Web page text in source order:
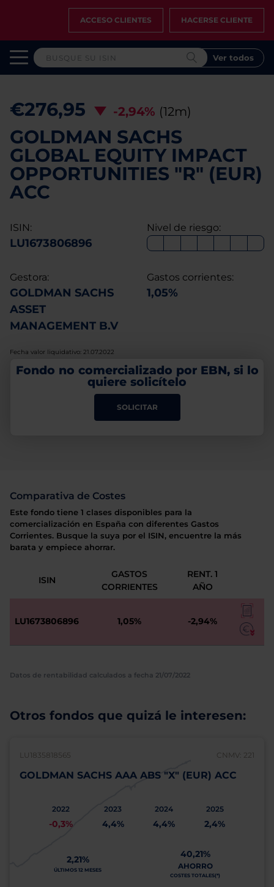
ACCESO CLIENTES HACERSE CLIENTE
Ver todos
€276,95 -2,94% (12m)
GOLDMAN SACHS
GLOBAL EQUITY IMPACT
OPPORTUNITIES "R" (EUR)
ACC
ISIN:
LU1673806896
Nivel de riesgo:
Gestora:
GOLDMAN SACHS
ASSET
MANAGEMENT B.V
Gastos corrientes:
1,05%
Fecha valor liquidativo: 21.07.2022
Fondo no comercializado por EBN, si lo
quiere solicítelo
SOLICITAR
Comparativa de Costes
Este fondo tiene 1 clases disponibles para la
comercialización en España con diferentes Gastos
Corrientes. Busque la suya por el ISIN, encuentre la más
barata y empiece ahorrar.
ISIN
GASTOS
CORRIENTES
RENT. 1
AÑO
LU1673806896 1,05% -2,94%
Datos de rentabilidad calculados a fecha 21/07/2022
Otros fondos que quizá le interesen:
LU1835818565 CNMV: 221
GOLDMAN SACHS AAA ABS "X" (EUR) ACC
2022
-0,3%
2023
4,4%
2024
4,4%
2025
2,4%
2,21%
ÚLTIMOS 12 MESES
40,21%
AHORRO
COSTES TOTALES(*)